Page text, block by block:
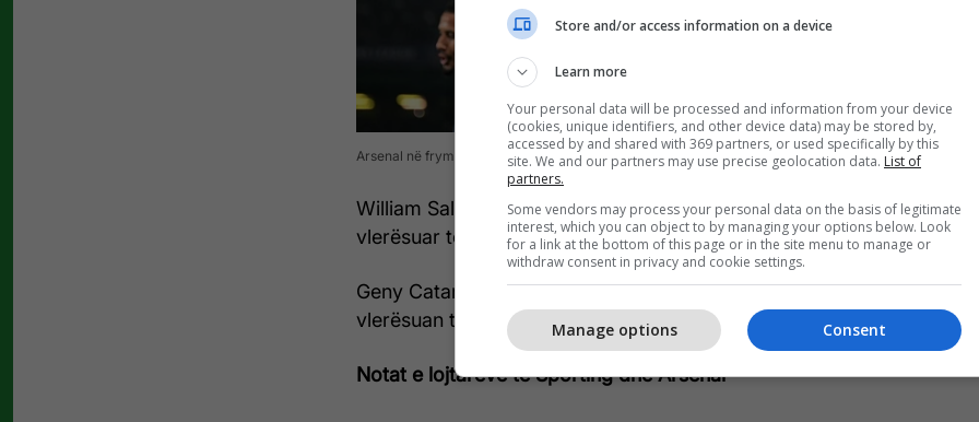
Arsenal në frymën e fundit merr fitore të madhe ndaj Sporting telegrafi.com
William Saliba (7.5) dhe Kai Havertz (7.4) ishin poashtu lojtar të
vlerësuar të Arsenalit.
Geny Catamo (7.1) dhe Luis Suarez (7.0), në anën tjetër u
vlerësuan te Sporting.
Notat e lojtarëve të Sporting dhe Arsenal
Store and/or access information on a device
Learn more
Your personal data will be processed and information from your device
(cookies, unique identifiers, and other device data) may be stored by,
accessed by and shared with 369 partners, or used specifically by this
site. We and our partners may use precise geolocation data. List of
partners.
Some vendors may process your personal data on the basis of legitimate
interest, which you can object to by managing your options below. Look
for a link at the bottom of this page or in the site menu to manage or
withdraw consent in privacy and cookie settings.
Consent
Manage options